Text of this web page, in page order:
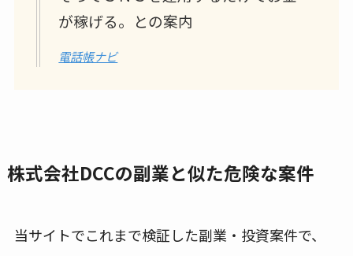
が稼げる。との案内
電話帳ナビ
株式会社DCCの副業と似た危険な案件
当サイトでこれまで検証した副業・投資案件で、